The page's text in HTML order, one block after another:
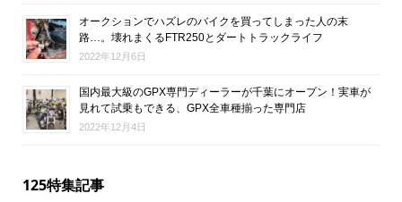
オークションでハズレのバイクを買ってしまった人の末
路…。壊れまくるFTR250とダートトラックライフ
2022年12月6日
国内最大級のGPX専門ディーラーが千葉にオープン！実車が
見れて試乗もできる、GPX全車種揃った専門店
2022年12月4日
125特集記事